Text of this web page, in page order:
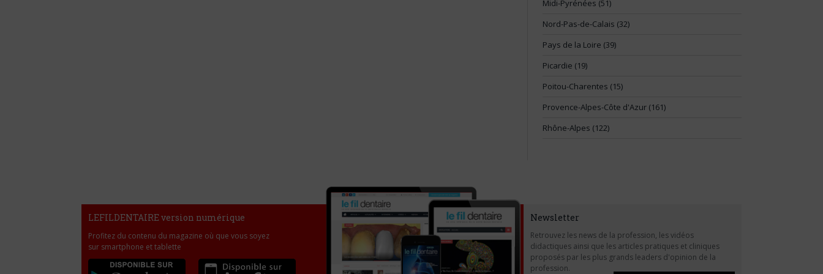
Midi-Pyrénées (51)
Nord-Pas-de-Calais (32)
Pays de la Loire (39)
Picardie (19)
Poitou-Charentes (15)
Provence-Alpes-Côte d'Azur (161)
Rhône-Alpes (122)
LEFILDENTAIRE version numérique
Profitez du contenu du magazine où que vous soyez
sur smartphone et tablette
Newsletter
Retrouvez les news de la profession, les vidéos
didactiques ainsi que les articles pratiques et cliniques
proposés par les plus grands leaders d'opinion de la
profession.